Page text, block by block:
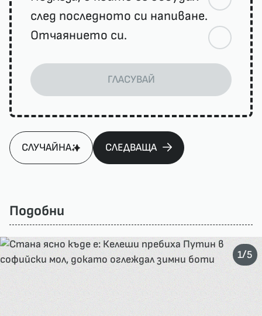
след последното си напиване.
Отчаянието си.
ГЛАСУВАЙ
СЛУЧАЙНА СЛЕДВАЩА
Подобни
1/5